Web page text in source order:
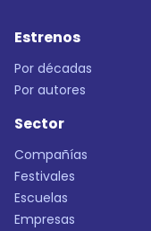
Estrenos
Por décadas
Por autores
Sector
Compañías
Festivales
Escuelas
Empresas